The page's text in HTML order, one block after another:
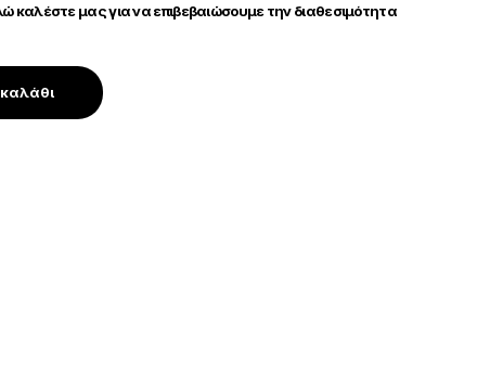
μας για να επιβεβαιώσουμε την διαθεσιμότητα